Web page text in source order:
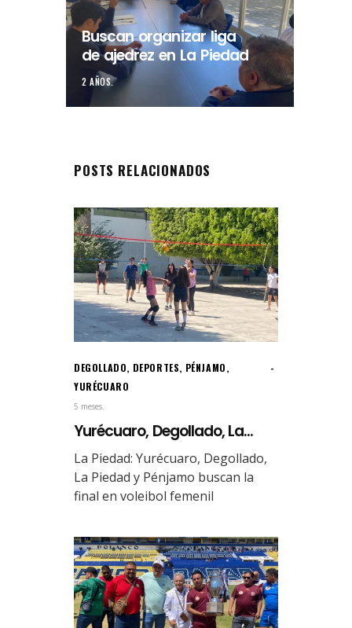
Buscan organizar liga
de ajedrez en La Piedad
2 AÑOS.
POSTS RELACIONADOS
DEGOLLADO, DEPORTES, PÉNJAMO,
YURÉCUARO
5 meses.
Yurécuaro, Degollado, La...
La Piedad: Yurécuaro, Degollado,
La Piedad y Pénjamo buscan la
final en voleibol femenil